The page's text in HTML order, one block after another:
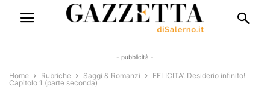
- pubblicità -
Home Rubriche Saggi & Romanzi
FELICITA’. Desiderio infinito!
Capitolo 1 (parte seconda)